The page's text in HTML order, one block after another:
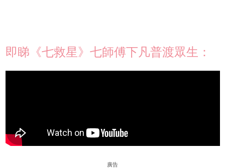
即睇《七救星》七師傅下凡普渡眾生：
廣告